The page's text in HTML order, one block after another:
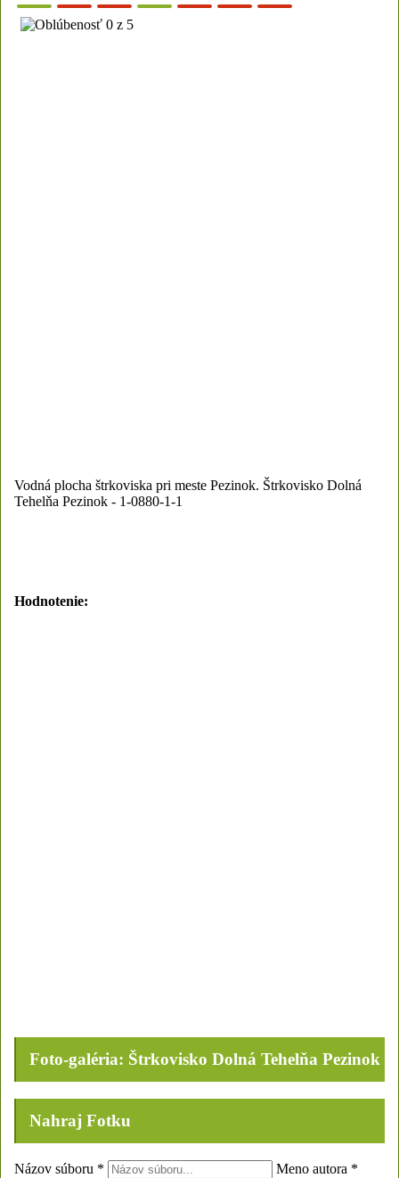
Vodná plocha štrkoviska pri meste Pezinok. Štrkovisko Dolná
Tehelňa Pezinok - 1-0880-1-1
Hodnotenie:
Foto-galéria: Štrkovisko Dolná Tehelňa Pezinok
Nahraj Fotku
Názov súboru * Meno autora *